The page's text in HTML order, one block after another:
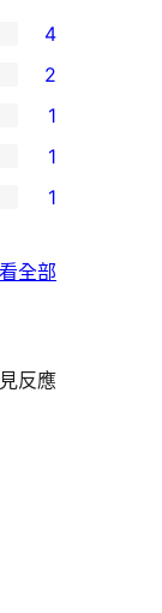
4
2
1
1
1
全部
評
反應